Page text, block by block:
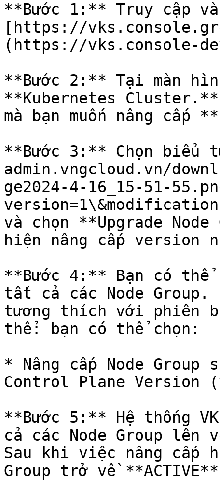
**Bước 1:** Truy cập
[https://
(https://vks.console-
**Bước 2:** Tại màn
**Kubernetes
mà bạn muốn nâng cấp
**Bước 3:** Chọn
admin.vngcloud.vn/
ge2024-4-16_15-51-
và chọn **Upgrade
hiện nâng cấp version
**Bước 4:** Bạn có thể
tất cả các Node Group.
tương thích với phiên
thể: bạn có thể chọn:
* Nâng cấp Node
Control Plane
**Bước 5:** Hệ thống
cả các Node Group lên
Sau khi việc nâng cấp
Group trở về